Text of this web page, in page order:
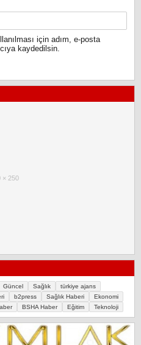
için adım, e-posta
kaydedilsin.
× 250
Güncel Sağlık
türkiye ajans
b2press Sağlık Haberi
Ekonomi
BSHA Haber Eğitim Teknoloji